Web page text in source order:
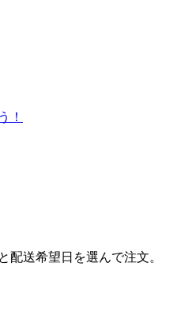
！
配送希望日を選んで注文。